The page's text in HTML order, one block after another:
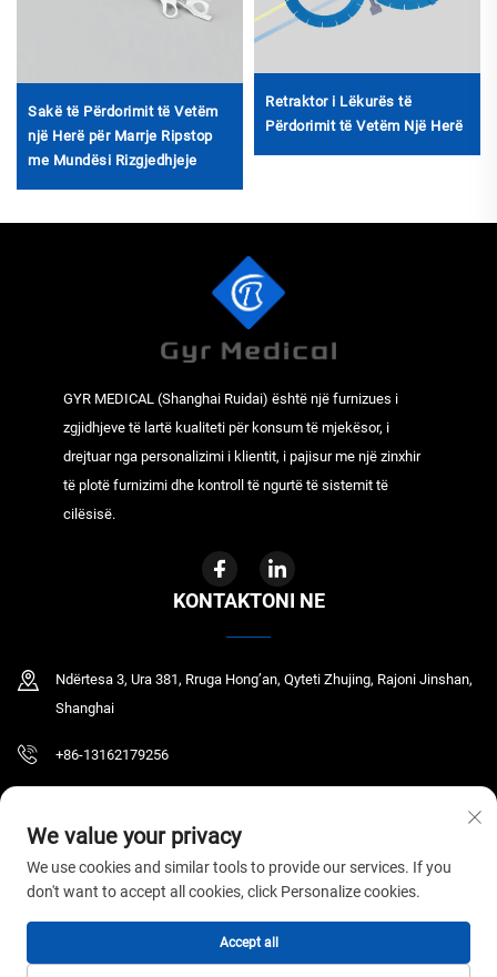
Sakë të Përdorimit të Vetëm
një Herë për Marrje Ripstop
me Mundësi Rizgjedhjeje
Retraktor i Lëkurës të
Përdorimit të Vetëm Një Herë
GYR MEDICAL (Shanghai Ruidai) është një furnizues i
zgjidhjeve të lartë kualiteti për konsum të mjekësor, i
drejtuar nga personalizimi i klientit, i pajisur me një zinxhir
të plotë furnizimi dhe kontroll të ngurtë të sistemit të
cilësisë.
KONTAKTONI NE
Ndërtesa 3, Ura 381, Rruga Hong’an, Qyteti Zhujing, Rajoni Jinshan,
Shanghai
+86-13162179256
Të drejtat e autorizimit © 2026 GYR MEDICAL CO.,LTD. Të gjitha të drejtat janë të
rezervuara. Politika e Privatësisë
We value your privacy
We use cookies and similar tools to provide our services. If you
don't want to accept all cookies, click Personalize cookies.
Accept all